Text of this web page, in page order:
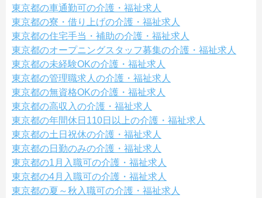
東京都の車通勤可の介護・福祉求人
東京都の寮・借り上げの介護・福祉求人
東京都の住宅手当・補助の介護・福祉求人
東京都のオープニングスタッフ募集の介護・福祉求人
東京都の未経験OKの介護・福祉求人
東京都の管理職求人の介護・福祉求人
東京都の無資格OKの介護・福祉求人
東京都の高収入の介護・福祉求人
東京都の年間休日110日以上の介護・福祉求人
東京都の土日祝休の介護・福祉求人
東京都の日勤のみの介護・福祉求人
東京都の1月入職可の介護・福祉求人
東京都の4月入職可の介護・福祉求人
東京都の夏～秋入職可の介護・福祉求人